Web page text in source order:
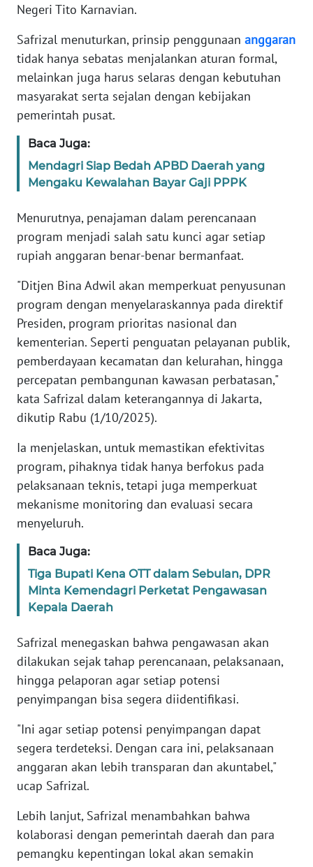
Negeri Tito Karnavian.
Safrizal menuturkan, prinsip penggunaan anggaran
tidak hanya sebatas menjalankan aturan formal,
melainkan juga harus selaras dengan kebutuhan
masyarakat serta sejalan dengan kebijakan
pemerintah pusat.
Baca Juga:
Mendagri Siap Bedah APBD Daerah yang
Mengaku Kewalahan Bayar Gaji PPPK
Menurutnya, penajaman dalam perencanaan
program menjadi salah satu kunci agar setiap
rupiah anggaran benar-benar bermanfaat.
"Ditjen Bina Adwil akan memperkuat penyusunan
program dengan menyelaraskannya pada direktif
Presiden, program prioritas nasional dan
kementerian. Seperti penguatan pelayanan publik,
pemberdayaan kecamatan dan kelurahan, hingga
percepatan pembangunan kawasan perbatasan,"
kata Safrizal dalam keterangannya di Jakarta,
dikutip Rabu (1/10/2025).
Ia menjelaskan, untuk memastikan efektivitas
program, pihaknya tidak hanya berfokus pada
pelaksanaan teknis, tetapi juga memperkuat
mekanisme monitoring dan evaluasi secara
menyeluruh.
Baca Juga:
Tiga Bupati Kena OTT dalam Sebulan, DPR
Minta Kemendagri Perketat Pengawasan
Kepala Daerah
Safrizal menegaskan bahwa pengawasan akan
dilakukan sejak tahap perencanaan, pelaksanaan,
hingga pelaporan agar setiap potensi
penyimpangan bisa segera diidentifikasi.
"Ini agar setiap potensi penyimpangan dapat
segera terdeteksi. Dengan cara ini, pelaksanaan
anggaran akan lebih transparan dan akuntabel,"
ucap Safrizal.
Lebih lanjut, Safrizal menambahkan bahwa
kolaborasi dengan pemerintah daerah dan para
pemangku kepentingan lokal akan semakin
KONTAK
INFO
IKLAN
TENTANG
PEDOMAN
MEDIA
REDAKSI
DISCLAIMER
Wahana
News
WN
SUMUT
WN
JAKARTA
JABAR
BANTEN
WN
KEPRI
PAPUA
WN
PAPUA
WN
RIAU